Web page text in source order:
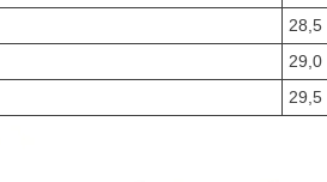
28,5
29,0
29,5